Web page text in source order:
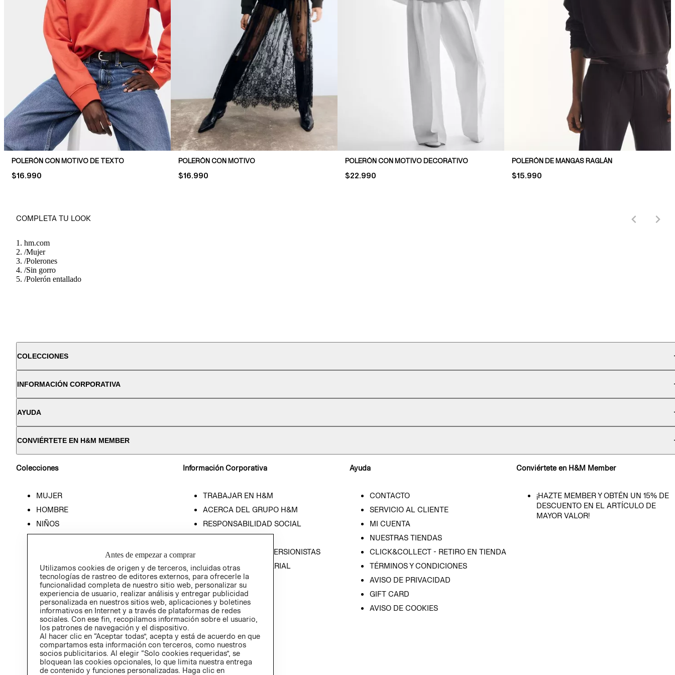
POLERÓN CON MOTIVO DE TEXTO
PRICE:
$16.990
POLERÓN CON MOTIVO
PRICE:
$16.990
POLERÓN CON MOTIVO DECORATIVO
PRICE:
$22.990
POLERÓN DE MANGAS RAGLÁN
PRICE:
$15.990
COMPLETA TU LOOK
hm.com
/Mujer
/Polerones
/Sin gorro
/Polerón entallado
COLECCIONES
INFORMACIÓN CORPORATIVA
AYUDA
CONVIÉRTETE EN H&M MEMBER
Colecciones
MUJER
HOMBRE
NIÑOS
Información Corporativa
TRABAJAR EN H&M
ACERCA DEL GRUPO H&M
RESPONSABILIDAD SOCIAL
RELACIÓN CON INVERSIONISTAS
POLÍTICA EMPRESARIAL
Ayuda
CONTACTO
SERVICIO AL CLIENTE
MI CUENTA
NUESTRAS TIENDAS
CLICK&COLLECT - RETIRO EN TIENDA
TÉRMINOS Y CONDICIONES
AVISO DE PRIVACIDAD
GIFT CARD
AVISO DE COOKIES
Conviértete en H&M Member
¡HAZTE MEMBER Y OBTÉN UN 15% DE
DESCUENTO EN EL ARTÍCULO DE
MAYOR VALOR!
Antes de empezar a comprar
Utilizamos cookies de origen y de terceros, incluidas otras
tecnologías de rastreo de editores externos, para ofrecerle la
funcionalidad completa de nuestro sitio web, personalizar su
experiencia de usuario, realizar análisis y entregar publicidad
personalizada en nuestros sitios web, aplicaciones y boletines
informativos en Internet y a través de plataformas de redes
sociales. Con ese fin, recopilamos información sobre el usuario,
los patrones de navegación y el dispositivo.
Al hacer clic en “Aceptar todas”, acepta y está de acuerdo en que
compartamos esta información con terceros, como nuestros
socios publicitarios. Al elegir “Solo cookies requeridas”, se
bloquean las cookies opcionales, lo que limita nuestra entrega
de contenido y funciones personalizadas. Haga clic en